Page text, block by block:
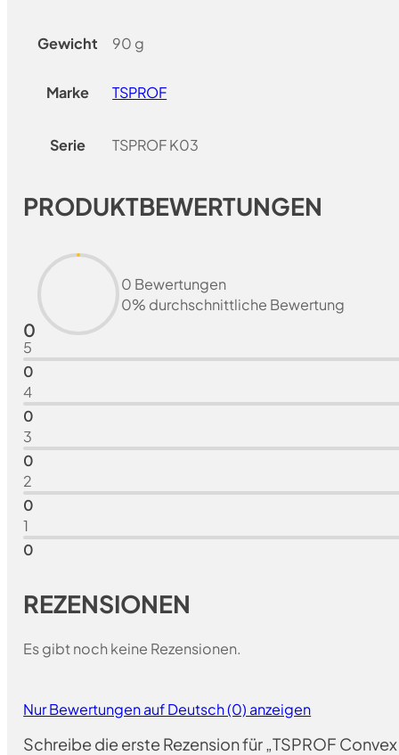
Gewicht 90 g
Marke TSPROF
Serie TSPROF K03
PRODUKTBEWERTUNGEN
0
0 Bewertungen
0% durchschnittliche Bewertung
5
0
4
0
3
0
2
0
1
0
REZENSIONEN
Es gibt noch keine Rezensionen.
Nur Bewertungen auf Deutsch (0) anzeigen
Schreibe die erste Rezension für „TSPROF